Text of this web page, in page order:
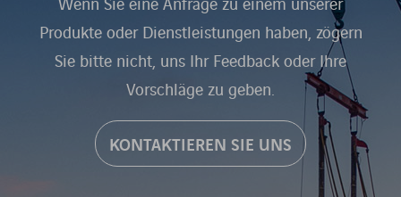
Produkte oder Dienstleistungen haben, zögern
Sie bitte nicht, uns Ihr Feedback oder Ihre
Vorschläge zu geben.
KONTAKTIEREN SIE UNS